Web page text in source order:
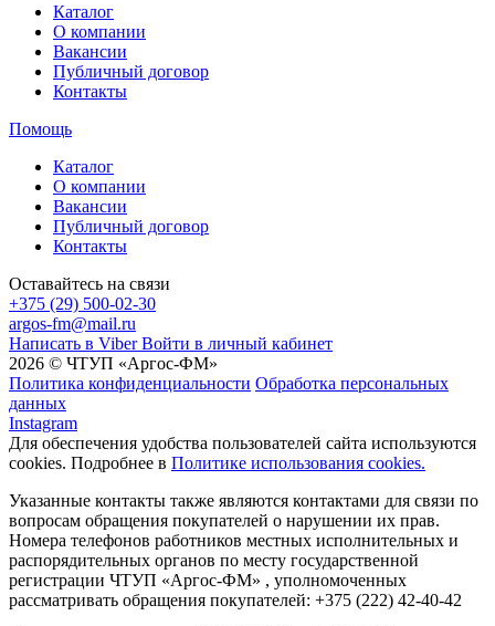
Каталог
О компании
Вакансии
Публичный договор
Контакты
Помощь
Каталог
О компании
Вакансии
Публичный договор
Контакты
Оставайтесь на связи
+375 (29) 500-02-30
argos-fm@mail.ru
Написать в Viber Войти в личный кабинет
2026 © ЧТУП «Аргос-ФМ»
Политика конфиденциальности Обработка персональных
данных
Instagram
Для обеспечения удобства пользователей сайта используются
cookies. Подробнее в Политике использования cookies.
Указанные контакты также являются контактами для связи по
вопросам обращения покупателей о нарушении их прав.
Номера телефонов работников местных исполнительных и
распорядительных органов по месту государственной
регистрации ЧТУП «Аргос-ФМ» , уполномоченных
рассматривать обращения покупателей: +375 (222) 42-40-42